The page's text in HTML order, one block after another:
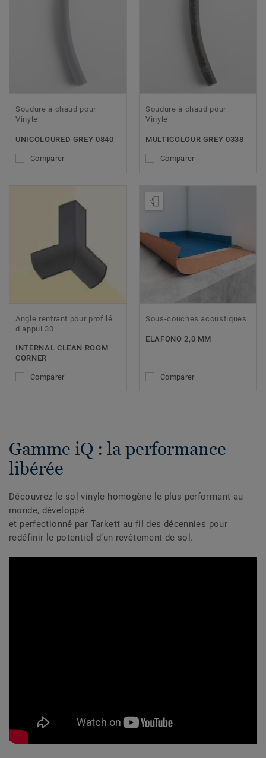
Soudure à chaud pour
Vinyle
UNICOLOURED GREY 0840
Comparer
Soudure à chaud pour
Vinyle
MULTICOLOUR GREY 0338
Comparer
Angle rentrant pour profilé
d’appui 30
INTERNAL CLEAN ROOM
CORNER
Comparer
Sous-couches acoustiques
ELAFONO 2,0 MM
Comparer
Gamme iQ : la performance
libérée
Découvrez le sol vinyle homogène le plus performant au
monde, développé
et perfectionné par Tarkett au fil des décennies pour
redéfinir le potentiel d’un revêtement de sol.